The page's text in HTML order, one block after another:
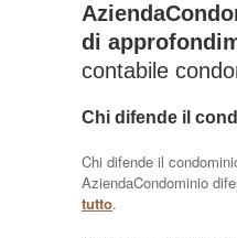
di
contabile
Chi difende il
Chi difende il
AziendaCondominio
tutto.